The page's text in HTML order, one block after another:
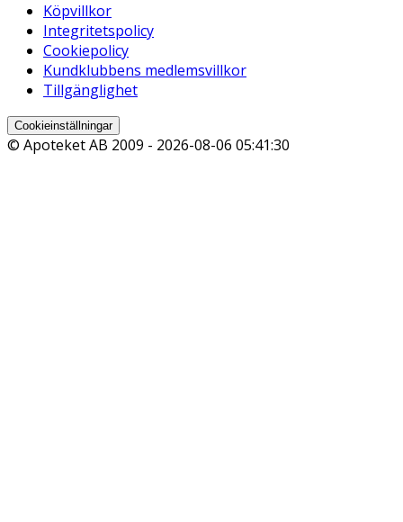
Köpvillkor
Integritetspolicy
Cookiepolicy
Kundklubbens medlemsvillkor
Tillgänglighet
Cookieinställningar
© Apoteket AB 2009 - 2026-08-06 05:41:30